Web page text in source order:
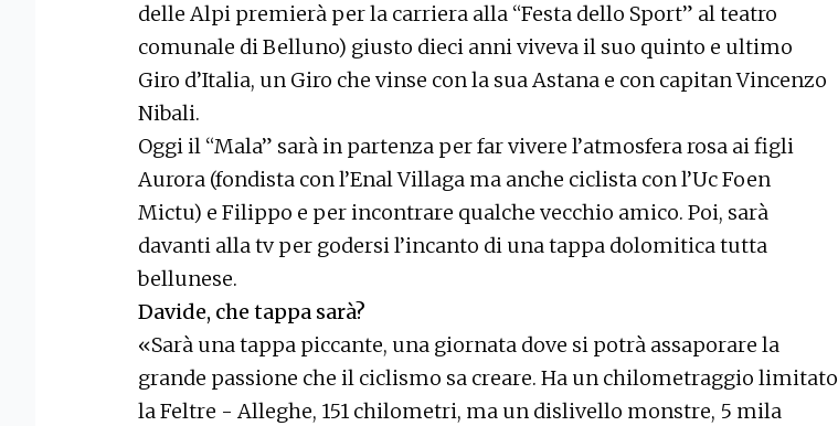
delle Alpi premierà per la carriera alla “Festa dello Sport” al teatro
comunale di Belluno) giusto dieci anni viveva il suo quinto e ultimo
Giro d’Italia, un Giro che vinse con la sua Astana e con capitan Vincenzo
Nibali.
Oggi il “Mala” sarà in partenza per far vivere l’atmosfera rosa ai figli
Aurora (fondista con l’Enal Villaga ma anche ciclista con l’Uc Foen
Mictu) e Filippo e per incontrare qualche vecchio amico. Poi, sarà
davanti alla tv per godersi l’incanto di una tappa dolomitica tutta
bellunese.
Davide, che tappa sarà?
«Sarà una tappa piccante, una giornata dove si potrà assaporare la
grande passione che il ciclismo sa creare. Ha un chilometraggio limitato
la Feltre - Alleghe, 151 chilometri, ma un dislivello monstre, 5 mila